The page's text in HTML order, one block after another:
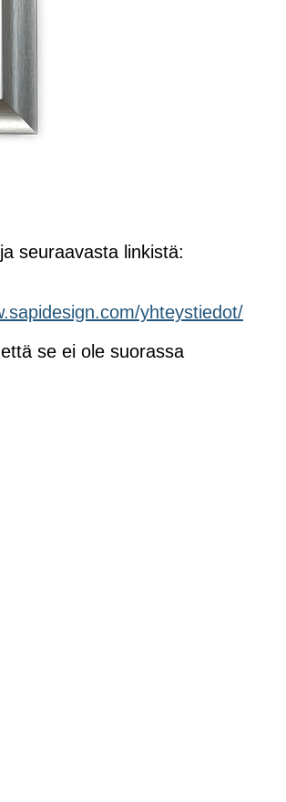
seuraavasta linkistä:
yhteystiedot/
se ei ole suorassa